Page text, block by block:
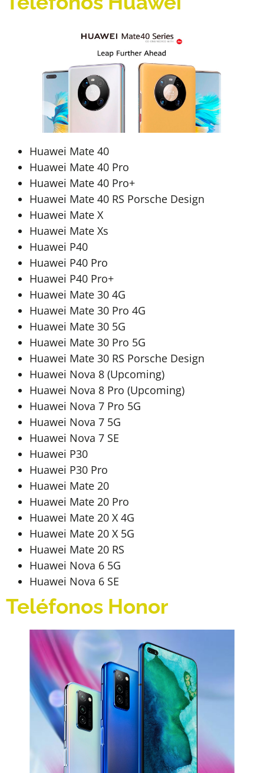
Huawei Mate 40
Huawei Mate 40 Pro
Huawei Mate 40 Pro+
Huawei Mate 40 RS Porsche Design
Huawei Mate X
Huawei Mate Xs
Huawei P40
Huawei P40 Pro
Huawei P40 Pro+
Huawei Mate 30 4G
Huawei Mate 30 Pro 4G
Huawei Mate 30 5G
Huawei Mate 30 Pro 5G
Huawei Mate 30 RS Porsche Design
Huawei Nova 8 (Upcoming)
Huawei Nova 8 Pro (Upcoming)
Huawei Nova 7 Pro 5G
Huawei Nova 7 5G
Huawei Nova 7 SE
Huawei P30
Huawei P30 Pro
Huawei Mate 20
Huawei Mate 20 Pro
Huawei Mate 20 X 4G
Huawei Mate 20 X 5G
Huawei Mate 20 RS
Huawei Nova 6 5G
Huawei Nova 6 SE
Teléfonos Honor